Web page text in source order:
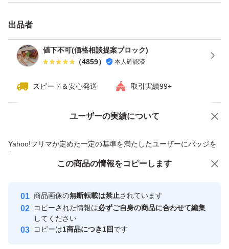
出品者
値下不可(価格相談提案ブロック)
（4859） 本人確認済
スピード＆安心発送 取引実績99+
ユーザーの実績について
Yahoo!フリマが定めた一定の基準を満たしたユーザーにバッジを
付与しています
安心取引出品者
心・安全なユーザーです
取引実績
価格の相談 商品への質問
この商品の情報をコピーします
商品画像の無断転載は禁止されています
コピーされた情報は必ずご自身の商品に合わせて編集
してください
コピーは1商品につき1回です
この商品をみている人にオススメ